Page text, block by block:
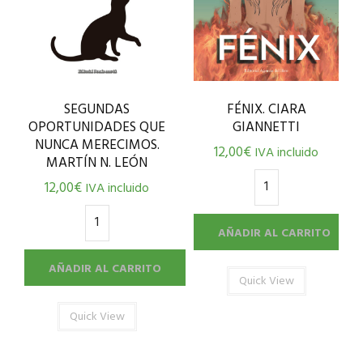
SEGUNDAS
OPORTUNIDADES QUE
NUNCA MERECIMOS.
MARTÍN N. LEÓN
12,00€IVA incluido
AÑADIR AL CARRITO
Quick View
FÉNIX. CIARA
GIANNETTI
12,00€IVA incluido
AÑADIR AL CARRITO
Quick View